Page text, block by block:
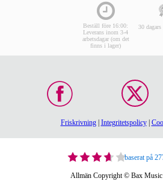
Beställ före 16:00:
Leverans inom 3-4
arbetsdagar (om det
finns i lager)
30
Friskrivning| Integritetspolicy|
baserat på
Allmän Copyright © Bax Music